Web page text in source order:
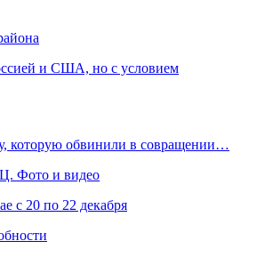
и США, но с условием
которую обвинили в совращении…
Фото и видео
с 20 по 22 декабря